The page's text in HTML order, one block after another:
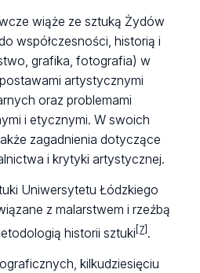
wiąże ze sztuką Żydów
współczesności, historią i
grafika, fotografia) w
artystycznymi
oraz problemami
i etycznymi. W swoich
zagadnienia dotyczące
i krytyki artystycznej.
Uniwersytetu Łódzkiego
z malarstwem i rzeźbą
historii sztuki[7].
kilkudziesięciu